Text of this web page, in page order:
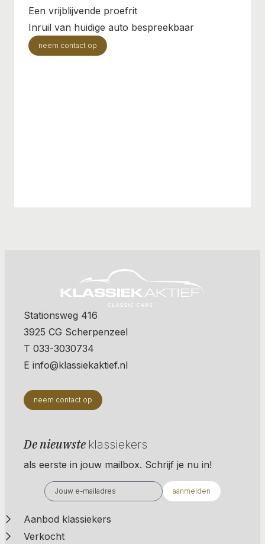
Een vrijblijvende proefrit
Inruil van huidige auto bespreekbaar
neem contact op
Stationsweg 416
3925 CG Scherpenzeel
T 033-3030734
E info@klassiekaktief.nl
neem contact op
De nieuwste klassiekers
als eerste in jouw mailbox. Schrijf je nu in!
aanmelden
Aanbod klassiekers
Verkocht